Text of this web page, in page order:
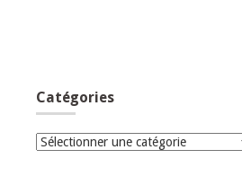
Catégories
Catégories